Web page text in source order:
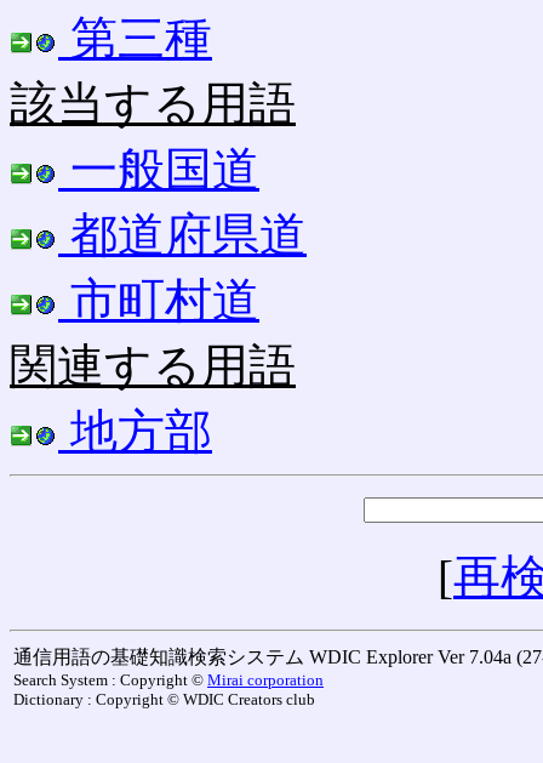
第三種
該当する用語
一般国道
都道府県道
市町村道
関連する用語
地方部
[再
通信用語の基礎知識検索システム WDIC Explorer Ver 7.04a
Search System : Copyright © Mirai corporation
Dictionary : Copyright © WDIC Creators club